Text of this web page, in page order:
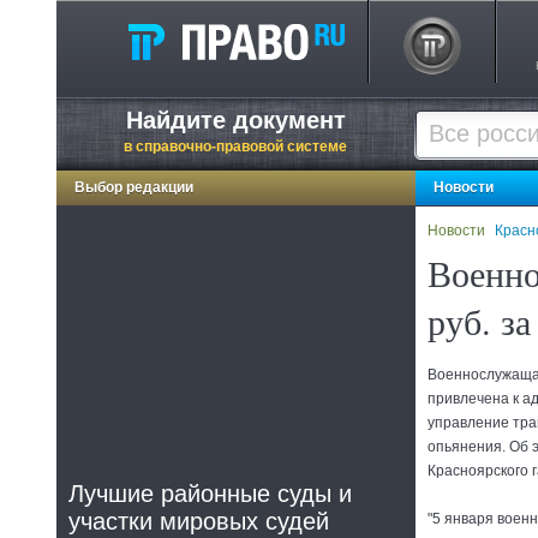
Найдите документ
в справочно-правовой системе
Выбор редакции
Лучшие районные суды и
участки мировых судей
Новости
Новости
руб.
привлечена к
управление
опьянения. Об
Красноярского
"5 января